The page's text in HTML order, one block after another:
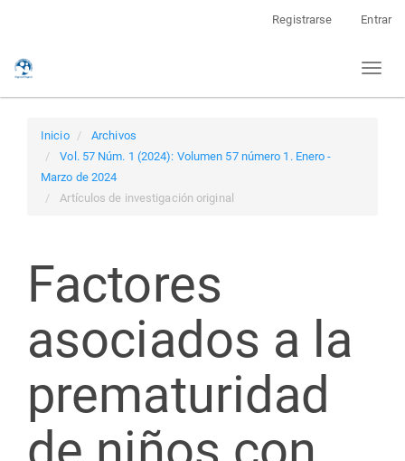
Registrarse Entrar
Toggle
Inicio
Archivos
Vol. 57 Núm. 1 (2024): Volumen 57 número 1. Enero -
Marzo de 2024
Artículos de investigación original
Factores
asociados a la
prematuridad